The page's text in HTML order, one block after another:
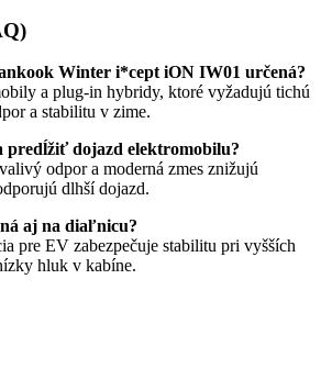
Winter i*cept iON IW01 určená?
a plug-in hybridy, ktoré vyžadujú tichú
a stabilitu v zime.
predĺžiť dojazd elektromobilu?
odpor a moderná zmes znižujú
dlhší dojazd.
aj na diaľnicu?
pre EV zabezpečuje stabilitu pri vyšších
hluk v kabíne.